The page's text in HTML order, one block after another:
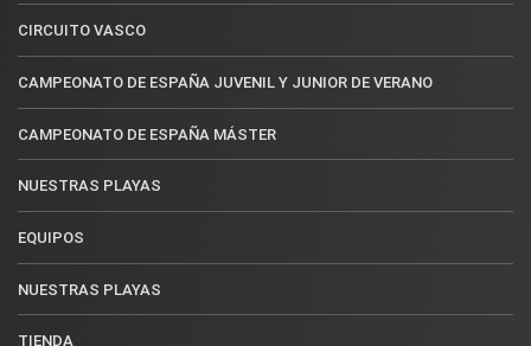
CIRCUITO VASCO
CAMPEONATO DE ESPAÑA JUVENIL Y JUNIOR DE VERANO
CAMPEONATO DE ESPAÑA MÁSTER
NUESTRAS PLAYAS
EQUIPOS
NUESTRAS PLAYAS
TIENDA